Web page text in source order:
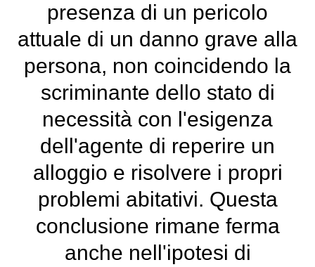
presenza di un pericolo
attuale di un danno grave alla
persona, non coincidendo la
scriminante dello stato di
necessità con l'esigenza
dell'agente di reperire un
alloggio e risolvere i propri
problemi abitativi. Questa
conclusione rimane ferma
anche nell'ipotesi di